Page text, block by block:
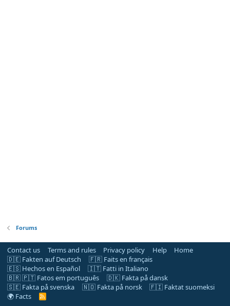
Forums
Contact us Terms and rules Privacy policy Help
Home
🇩🇪 Fakten auf Deutsch
🇫🇷 Faits en français
🇪🇸 Hechos en Español
🇮🇹 Fatti in Italiano
🇧🇷 🇵🇹 Fatos em português
🇩🇰 Fakta på dansk
🇸🇪 Fakta på svenska
🇳🇴 Fakta på norsk
🇫🇮 Faktat suomeksi
🌍 Facts
R